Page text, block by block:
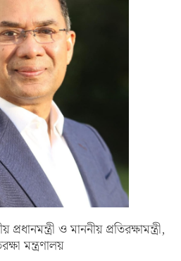
ও মাননীয় প্রতিরক্ষামন্ত্রী,
মন্ত্রণালয়